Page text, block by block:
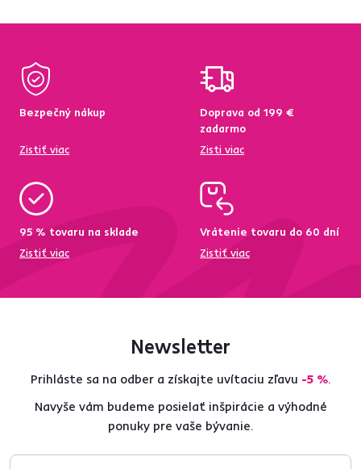
Bezpečný nákup
Zistiť viac
Doprava od 199 €
zadarmo
Zisti viac
95 % tovaru na sklade
Zistiť viac
Vrátenie tovaru do 60 dní
Zistiť viac
Newsletter
Prihláste sa na odber a získajte uvítaciu zľavu -5 %.
Navyše vám budeme posielať inšpirácie a výhodné
ponuky pre vaše bývanie.